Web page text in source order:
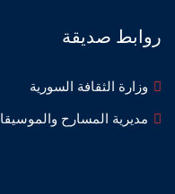
روابط صديقة
وزارة الثقافة السورية
مديرية المسارح والموسيقا